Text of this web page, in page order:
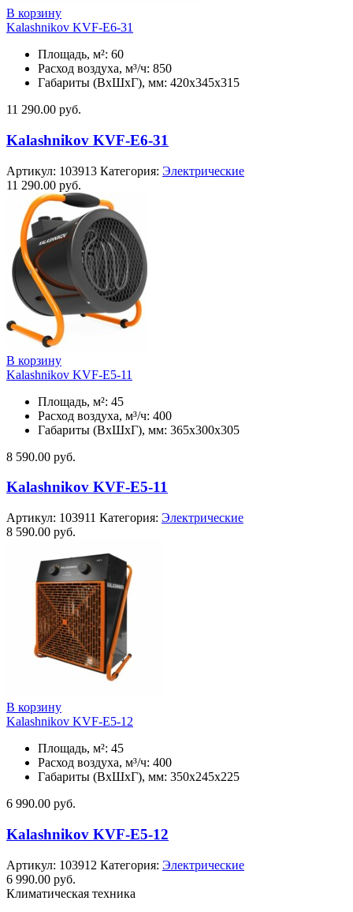
В корзину
Kalashnikov KVF-E6-31
Площадь, м²: 60
Расход воздуха, м³/ч: 850
Габариты (ВхШхГ), мм: 420x345x315
11 290.00 руб.
Kalashnikov KVF-E6-31
Артикул: 103913 Категория: Электрические
11 290.00 руб.
В корзину
Kalashnikov KVF-E5-11
Площадь, м²: 45
Расход воздуха, м³/ч: 400
Габариты (ВхШхГ), мм: 365x300x305
8 590.00 руб.
Kalashnikov KVF-E5-11
Артикул: 103911 Категория: Электрические
8 590.00 руб.
В корзину
Kalashnikov KVF-E5-12
Площадь, м²: 45
Расход воздуха, м³/ч: 400
Габариты (ВхШхГ), мм: 350x245x225
6 990.00 руб.
Kalashnikov KVF-E5-12
Артикул: 103912 Категория: Электрические
6 990.00 руб.
Климатическая техника